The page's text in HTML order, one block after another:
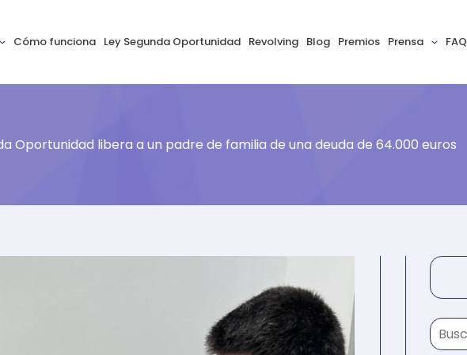
Cómo funciona Ley Segunda Oportunidad Revolving Blog Premios Prensa FAQ
Oportunidad libera a un padre de familia de una deuda de 64.000 euros
u
c
r